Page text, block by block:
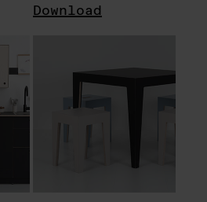
Download